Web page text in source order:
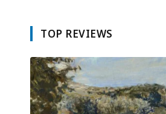
TOP REVIEWS